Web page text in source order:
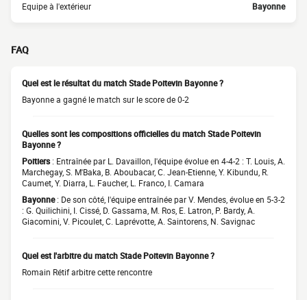
Equipe à l'extérieur Bayonne
FAQ
Quel est le résultat du match Stade Poitevin Bayonne ?
Bayonne a gagné le match sur le score de 0-2
Quelles sont les compositions officielles du match Stade Poitevin
Bayonne ?
Poitiers: Entraînée par L. Davaillon, l'équipe évolue en 4-4-2 : T. Louis, A.
Marchegay, S. M'Baka, B. Aboubacar, C. Jean-Etienne, Y. Kibundu, R.
Caumet, Y. Diarra, L. Faucher, L. Franco, I. Camara
Bayonne: De son côté, l'équipe entraînée par V. Mendes, évolue en 5-3-2
: G. Quilichini, I. Cissé, D. Gassama, M. Ros, E. Latron, P. Bardy, A.
Giacomini, V. Picoulet, C. Laprévotte, A. Saintorens, N. Savignac
Quel est l'arbitre du match Stade Poitevin Bayonne ?
Romain Rétif arbitre cette rencontre